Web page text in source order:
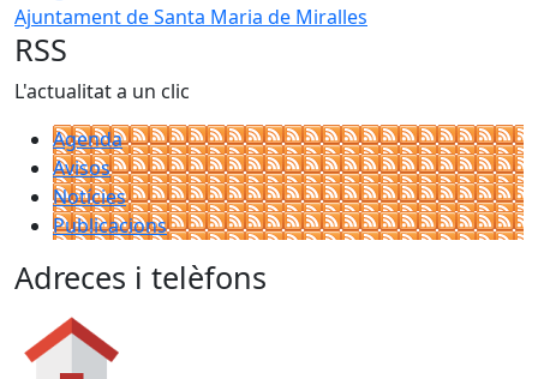
Ajuntament de Santa Maria de Miralles
RSS
L'actualitat a un clic
Agenda
Avisos
Notícies
Publicacions
Adreces i telèfons